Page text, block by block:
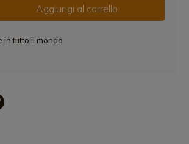
Aggiungi al carrello
in tutto il mondo